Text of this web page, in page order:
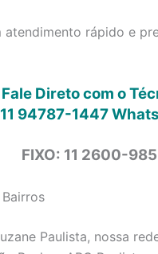
rápido e
Fale Direto com o
11 94787-1447
FIXO: 11 2600-
Paulista, nossa